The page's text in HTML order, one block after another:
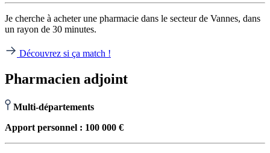
Je cherche à acheter une pharmacie dans le secteur de Vannes, dans
un rayon de 30 minutes.
Découvrez si ça match !
Pharmacien adjoint
Multi-départements
Apport personnel : 100 000 €